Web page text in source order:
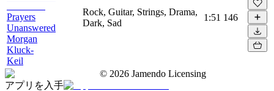
Prayers
Unanswered
Morgan
Kluck-
Keil
Rock, Guitar, Strings, Drama,
Dark, Sad
1:51 146
© 2026 Jamendo Licensing
アプリを入手